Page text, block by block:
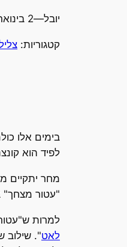
יובל—2 בינואר, 2009
קטגוריות:
לפיד הוא
מחר יתקיים מרתון של 12 שעות ברדיו תל-אביב לרגל האירוע ובלהמנט ערכו משאל כדי
"עטור מצחך"
למרות
לאט". שילוב